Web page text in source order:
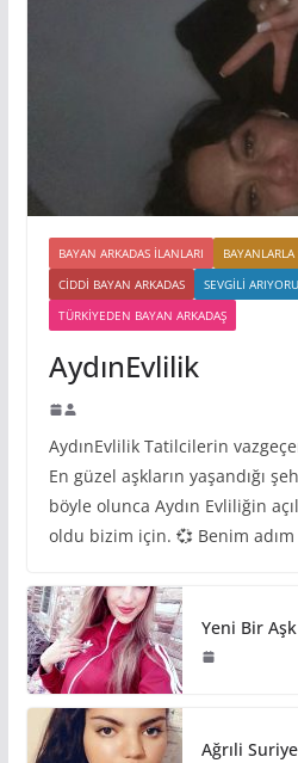
BAYAN ARKADAS ILANLARI
CIDDI BAYAN ARKADAS
SEVGILI
TÜRKIYEDEN BAYAN ARKADAŞ
AydınEvlilik
AydınEvlilik Tatilcilerin
En güzel aşkların yaşandığı
böyle olunca Aydın Evliliğin
oldu bizim için. 💞 Benim adım
Yeni Bir Aşk
Ağrıli